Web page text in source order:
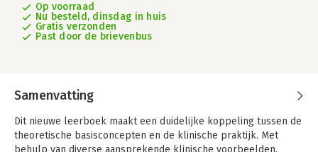
Op voorraad
Nu besteld, dinsdag in huis
Gratis verzonden
Past door de brievenbus
Samenvatting
Dit nieuwe leerboek maakt een duidelijke koppeling tussen de
theoretische basisconcepten en de klinische praktijk. Met
behulp van diverse aansprekende klinische voorbeelden,